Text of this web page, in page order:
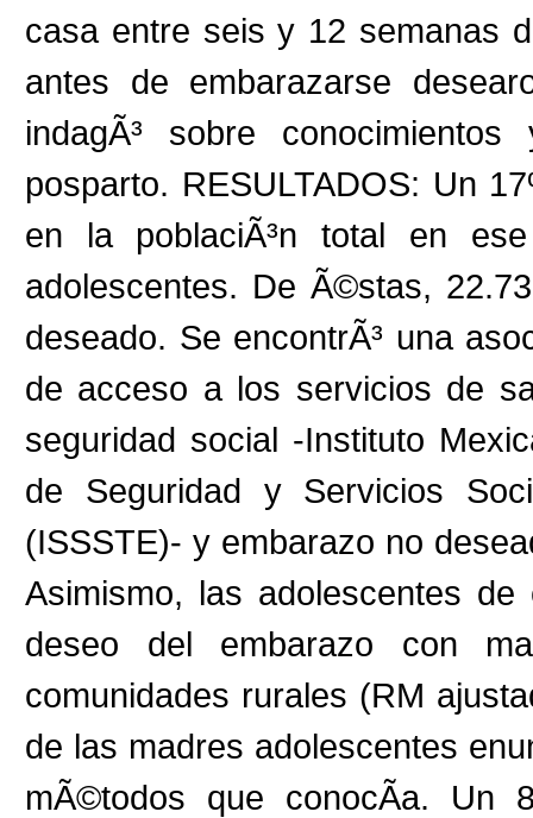
casa entre seis y 12 semanas
antes de embarazarse
indagÃ³ sobre
posparto. RESULTADOS: Un
en la poblaciÃ³n total en
adolescentes. De Ã©stas,
deseado. Se encontrÃ³ una
de acceso a los servicios de
seguridad social -Instituto
de Seguridad y Servicios
(ISSSTE)- y embarazo no
Asimismo, las adolescentes
deseo del embarazo con
comunidades rurales (RM
de las madres adolescentes
mÃ©todos que conocÃ­a. Un